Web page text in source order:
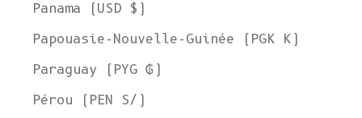
Panama (USD $)
Papouasie-Nouvelle-Guinée (PGK K)
Paraguay (PYG ₲)
Pérou (PEN S/)